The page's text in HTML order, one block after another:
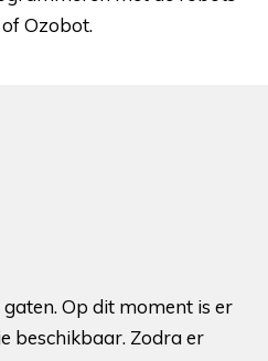
Ozobot.
Op dit moment is er
beschikbaar. Zodra er